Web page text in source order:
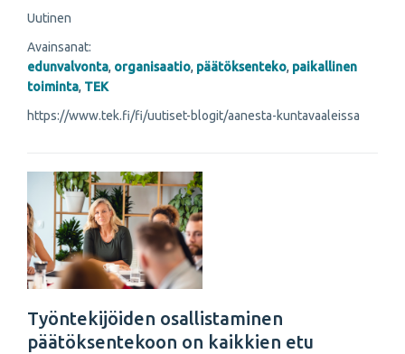
Uutinen
Avainsanat:
edunvalvonta, organisaatio, päätöksenteko, paikallinen
toiminta, TEK
https://www.tek.fi/fi/uutiset-blogit/aanesta-kuntavaaleissa
Työntekijöiden osallistaminen
päätöksentekoon on kaikkien etu